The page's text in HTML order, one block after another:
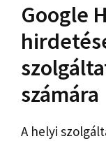
Google
számára
A helyi